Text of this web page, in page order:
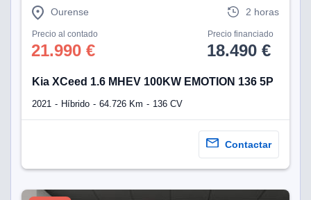
Ourense 2 horas
Precio al contado
21.990 €
Precio financiado
18.490 €
Kia XCeed 1.6 MHEV 100KW EMOTION 136 5P
2021 Híbrido 64.726 Km 136 CV
Contactar